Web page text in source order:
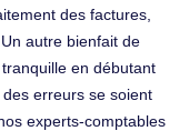
des factures,
autre bienfait de
tranquille en débutant
erreurs se soient
experts-comptables